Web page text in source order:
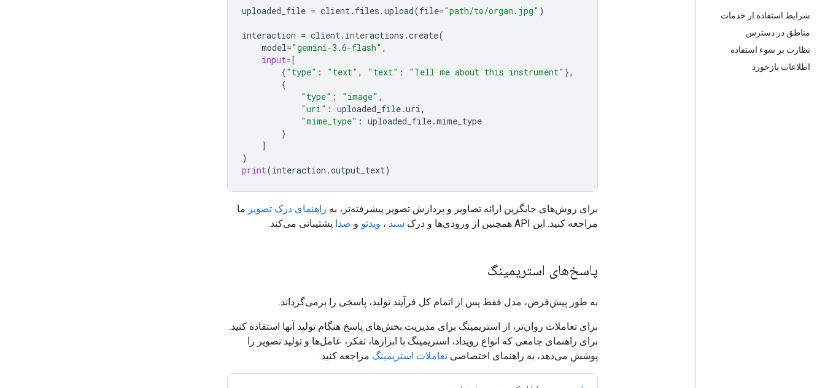
شرایط استفاده از خدمات
مناطق در دسترس
نظارت بر سوء استفاده
اطلاعات بازخورد
uploaded_file = client. files .upload(file="path/to/organ.jpg" )
interaction = client. interactions .create(
model="gemini-3.6-flash" ,
input=[
{"type" : "text" , "text" : "Tell me about this instrument" },
{
"type" : "image" ,
"uri" : uploaded_file.uri,
"mime_type" : uploaded_file.mime_type
}
]
)
print(interaction .output_text)
برای روش‌های جایگزین ارائه تصاویر و پردازش تصویر پیشرفته‌تر، به راهنمای درک تصویر ما
مراجعه کنید. این API همچنین از ورودی‌ها و درک
سند ، ویدئو و صدا پشتیبانی می‌کند.
پاسخ‌های استریمینگ
به طور پیش‌فرض، مدل فقط پس از اتمام کل فرآیند تولید، پاسخی را برمی‌گرداند.
برای تعاملات روان‌تر، از استریمینگ برای مدیریت بخش‌های پاسخ هنگام تولید آنها استفاده کنید.
برای راهنمای جامعی که انواع رویداد، استریمینگ با ابزارها، تفکر، عامل‌ها و تولید تصویر را
پوشش می‌دهد، به راهنمای اختصاصی تعاملات استریمینگ مراجعه کنید.